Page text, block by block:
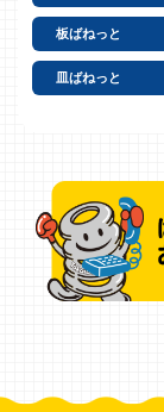
板ばねっと
皿ばねっと